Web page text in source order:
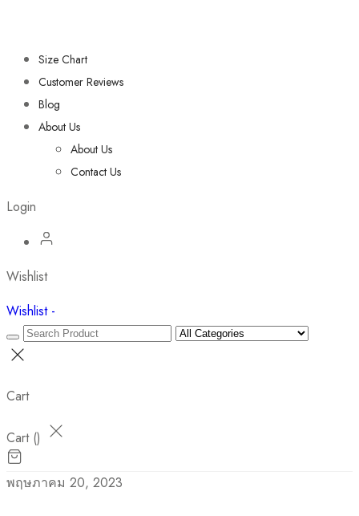
Size Chart
Customer Reviews
Blog
About Us
About Us
Contact Us
Login
Wishlist
Wishlist -
Cart
Cart ()
พฤษภาคม 20, 2023